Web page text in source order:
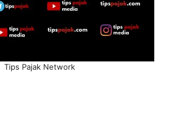
Tips Pajak Network